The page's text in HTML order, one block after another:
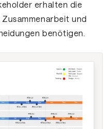
erhalten die
und
benötigen.